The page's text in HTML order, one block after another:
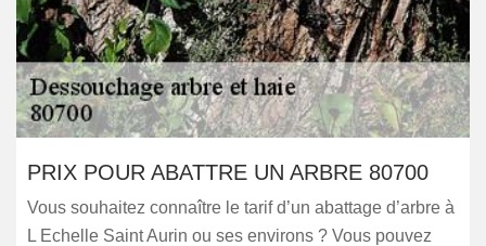
PRIX POUR ABATTRE UN ARBRE 80700
Vous souhaitez connaître le tarif d’un abattage d’arbre à
L Echelle Saint Aurin ou ses environs ? Vous pouvez